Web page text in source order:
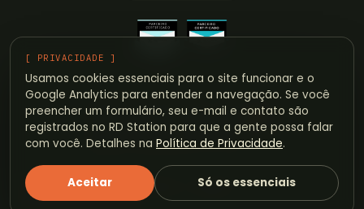
BIEM*
© 2026 BIEMA · MARKETING E VENDAS
AGENCIABIEMA.COM.BR
[ PRIVACIDADE ]
Usamos cookies essenciais para o site funcionar e o
Google Analytics para entender a navegação. Se você
preencher um formulário, seu e-mail e contato são
registrados no RD Station para que a gente possa falar
com você. Detalhes na Política de Privacidade.
Aceitar Só os essenciais